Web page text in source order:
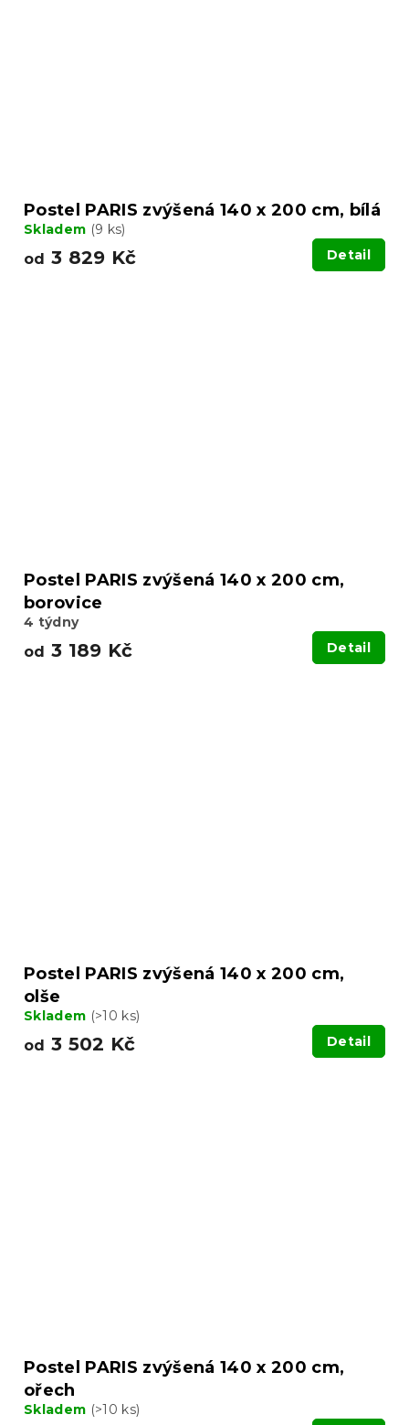
Postel PARIS zvýšená 140 x 200 cm, bílá
Skladem (9 ks)
od 3 829 Kč Detail
Postel PARIS zvýšená 140 x 200 cm,
borovice
4 týdny
od 3 189 Kč Detail
Postel PARIS zvýšená 140 x 200 cm,
olše
Skladem (>10 ks)
od 3 502 Kč Detail
Postel PARIS zvýšená 140 x 200 cm,
ořech
Skladem (>10 ks)